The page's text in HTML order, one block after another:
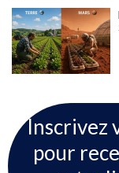
Inscrivez
pour